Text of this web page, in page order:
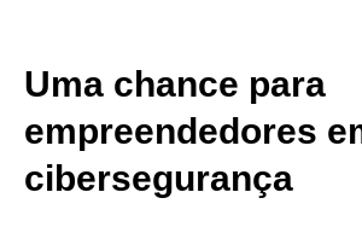
Uma chance para
empreendedores
cibersegurança